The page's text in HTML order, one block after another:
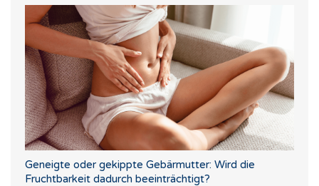
Geneigte oder gekippte Gebärmutter: Wird die
Fruchtbarkeit dadurch beeinträchtigt?